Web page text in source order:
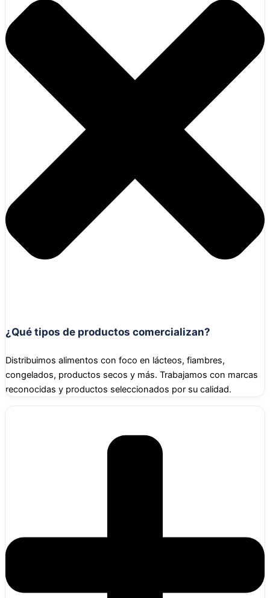
¿Qué tipos de productos comercializan?
Distribuimos alimentos con foco en lácteos, fiambres,
congelados, productos secos y más. Trabajamos con marcas
reconocidas y productos seleccionados por su calidad.